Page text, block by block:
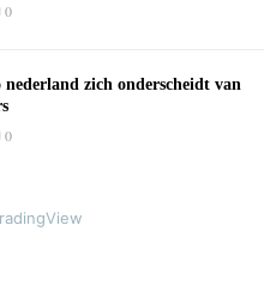
0
nederland zich onderscheidt van
0